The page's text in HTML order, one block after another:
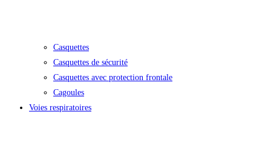
Casquettes
Casquettes de sécurité
Casquettes avec protection frontale
Cagoules
Voies respiratoires